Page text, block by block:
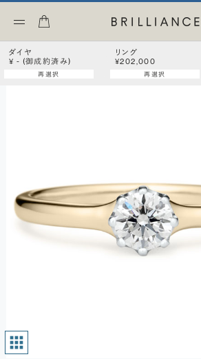
ダイヤ
¥ - (御成約済み)
再選択
リング
¥202,000
再選択